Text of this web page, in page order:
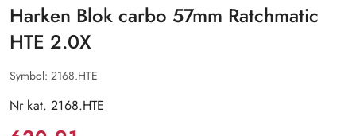
Harken Blok carbo 57mm Ratchmatic
HTE 2.0X
Symbol: 2168.HTE
Nr kat. 2168.HTE